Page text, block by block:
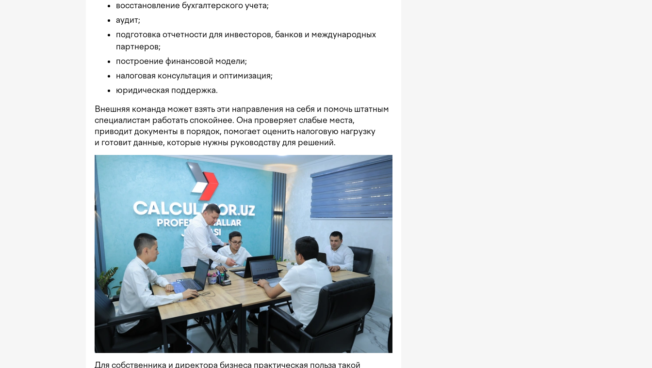
восстановление бухгалтерского учета;
аудит;
подготовка отчетности для инвесторов, банков и международных
партнеров;
построение финансовой модели;
налоговая консультация и оптимизация;
юридическая поддержка.
Внешняя команда может взять эти направления на себя и помочь штатным
специалистам работать спокойнее. Она проверяет слабые места,
приводит документы в порядок, помогает оценить налоговую нагрузку
и готовит данные, которые нужны руководству для решений.
Для собственника и директора бизнеса практическая польза такой